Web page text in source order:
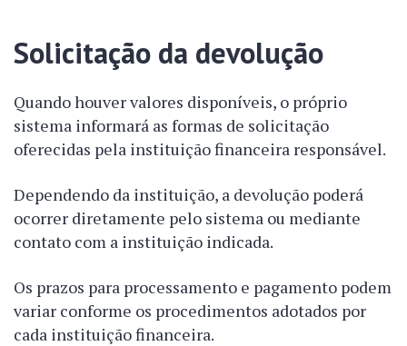
Solicitação da devolução
Quando houver valores disponíveis, o próprio
sistema informará as formas de solicitação
oferecidas pela instituição financeira responsável.
Dependendo da instituição, a devolução poderá
ocorrer diretamente pelo sistema ou mediante
contato com a instituição indicada.
Os prazos para processamento e pagamento podem
variar conforme os procedimentos adotados por
cada instituição financeira.